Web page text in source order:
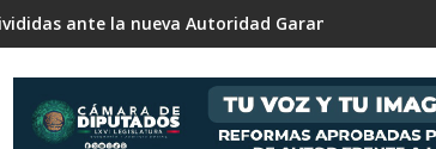
comunitaria pagará un defensor que Televisa ni lo